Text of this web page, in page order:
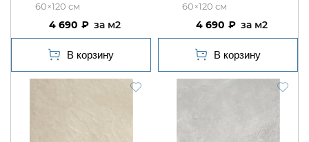
60×120
4 690 м2
60×120
4 690 м2